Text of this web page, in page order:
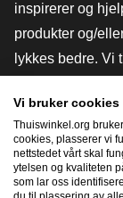
inspirerer og
produkter og/
lykkes bedre. Vi
verktøy og råd,
og har vår egen
Academy.
Vi bruker cookies
Thuiswinkel.org
cookies, plasserer vi
nettstedet vårt skal
ytelsen og kvaliteten
som lar oss